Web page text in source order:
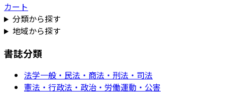
カート
分類から探す
地域から探す
書誌分類
法学一般・民法・商法・刑法・司法
憲法・行政法・政治・労働運動・公害